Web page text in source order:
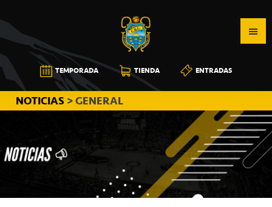
a
la
navegación
principal
al
contenido
principal
a
la
barra
lateral
principal
CB
CANARIAS
TEMPORADA TIENDA ENTRADAS
NOTICIAS > GENERAL